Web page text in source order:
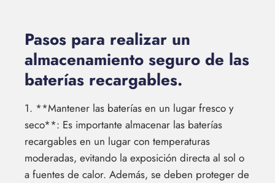
Pasos para realizar un
almacenamiento seguro de las
baterías recargables.
1. **Mantener las baterías en un lugar fresco y
seco**: Es importante almacenar las baterías
recargables en un lugar con temperaturas
moderadas, evitando la exposición directa al sol o
a fuentes de calor. Además, se deben proteger de